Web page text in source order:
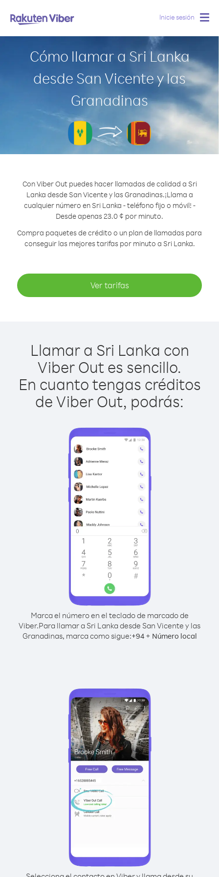
Inicie sesión
Cómo llamar a Sri Lanka
desde San Vicente y las
Granadinas
Con Viber Out puedes hacer llamadas de calidad a Sri
Lanka desde San Vicente y las Granadinas.¡Llama a
cualquier número en Sri Lanka - teléfono fijo o móvil! -
Desde apenas 23.0 ¢ por minuto.
Compra paquetes de crédito o un plan de llamadas para
conseguir las mejores tarifas por minuto a Sri Lanka.
Ver tarifas
Llamar a Sri Lanka con
Viber Out es sencillo.
En cuanto tengas créditos
de Viber Out, podrás:
Marca el número en el teclado de marcado de
Viber.Para llamar a Sri Lanka desde San Vicente y las
Granadinas, marca como sigue:+94+ Número local